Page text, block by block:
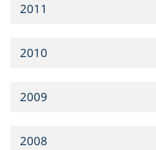
2011
2010
2009
2008